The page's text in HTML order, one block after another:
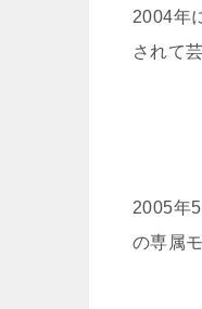
2004年
されて
2005年
の専属